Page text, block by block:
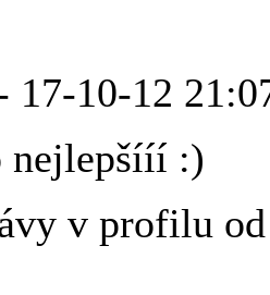
17-10-12
nejlepšííí :)
v profilu